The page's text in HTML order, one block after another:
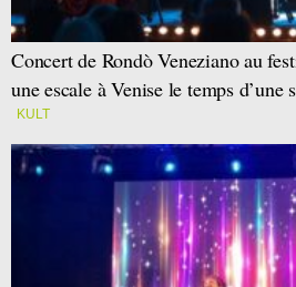
Concert de Rondò Veneziano au
une escale à Venise le temps d’une
KULT